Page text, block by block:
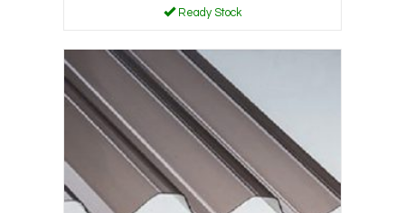
Ready Stock